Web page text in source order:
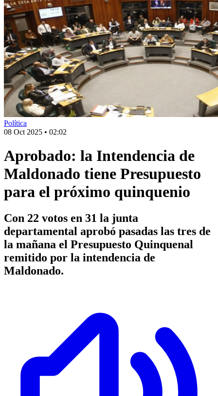
Política
08 Oct 2025 • 02:02
Aprobado: la Intendencia de
Maldonado tiene Presupuesto
para el próximo quinquenio
Con 22 votos en 31 la junta
departamental aprobó pasadas las tres de
la mañana el Presupuesto Quinquenal
remitido por la intendencia de
Maldonado.